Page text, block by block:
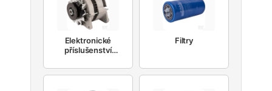
Elektronické
příslušenství
Filtry